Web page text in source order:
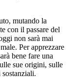
mutando la
con il passare del
non sarà mai
Per apprezzare
bene fare una
sue origini, sulle